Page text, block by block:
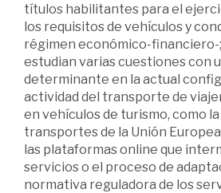
títulos habilitantes para el
los requisitos de vehículos y
régimen económico-financiero-
estudian varias cuestiones con
determinante en la actual
actividad del transporte de
en vehículos de turismo, como
transportes de la Unión
las plataformas online que
servicios o el proceso de
normativa reguladora de los